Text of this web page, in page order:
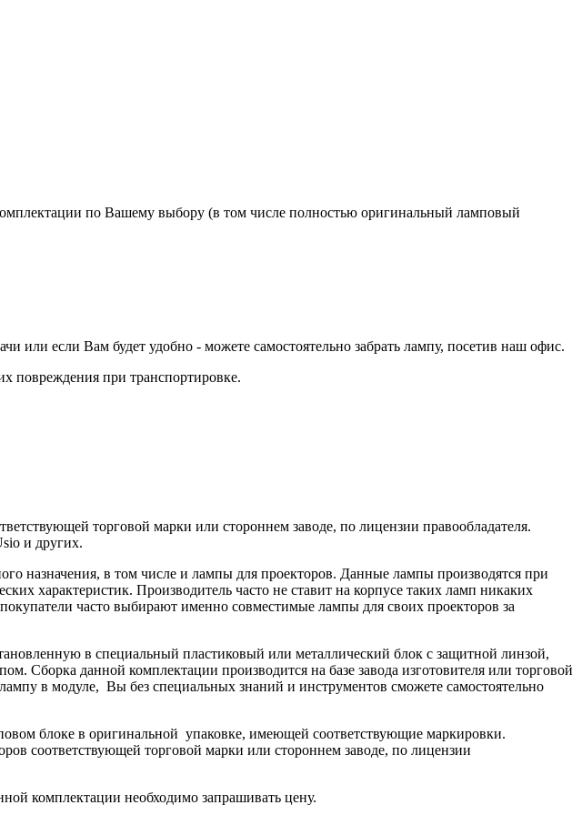
по Вашему выбору (в том числе полностью оригинальный ламповый
если Вам будет удобно - можете самостоятельно забрать лампу, посетив наш офис.
повреждения при транспортировке.
торговой марки или стороннем заводе, по лицензии правообладателя.
и других.
назначения, в том числе и лампы для проекторов. Данные лампы производятся при
характеристик. Производитель часто не ставит на корпусе таких ламп никаких
часто выбирают именно совместимые лампы для своих проекторов за
в специальный пластиковый или металлический блок с защитной линзой,
Сборка данной комплектации производится на базе завода изготовителя или торговой
в модуле, Вы без специальных знаний и инструментов сможете самостоятельно
блоке в оригинальной упаковке, имеющей соответствующие маркировки.
соответствующей торговой марки или стороннем заводе, по лицензии
комплектации необходимо запрашивать цену.